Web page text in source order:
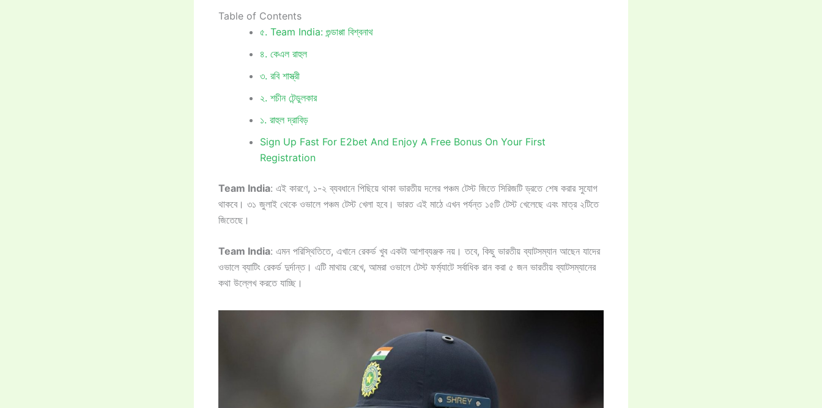
Table of Contents
৫. Team India: গুন্ডাপ্পা বিশ্বনাথ
৪. কেএল রাহুল
৩. রবি শাস্ত্রী
২. শচীন টেন্ডুলকার
১. রাহুল দ্রাবিড়
Sign Up Fast For E2bet And Enjoy A Free Bonus On Your First
Registration
Team India: এই কারণে, ১-২ ব্যবধানে পিছিয়ে থাকা ভারতীয় দলের পঞ্চম টেস্ট জিতে সিরিজটি ড্রতে শেষ করার সুযোগ
থাকবে। ৩১ জুলাই থেকে ওভালে পঞ্চম টেস্ট খেলা হবে। ভারত এই মাঠে এখন পর্যন্ত ১৫টি টেস্ট খেলেছে এবং মাত্র ২টিতে
জিতেছে।
Team India: এমন পরিস্থিতিতে, এখানে রেকর্ড খুব একটা আশাব্যঞ্জক নয়। তবে, কিছু ভারতীয় ব্যাটসম্যান আছেন যাদের
ওভালে ব্যাটিং রেকর্ড দুর্দান্ত। এটি মাথায় রেখে, আমরা ওভালে টেস্ট ফর্ম্যাটে সর্বাধিক রান করা ৫ জন ভারতীয় ব্যাটসম্যানের
কথা উল্লেখ করতে যাচ্ছি।